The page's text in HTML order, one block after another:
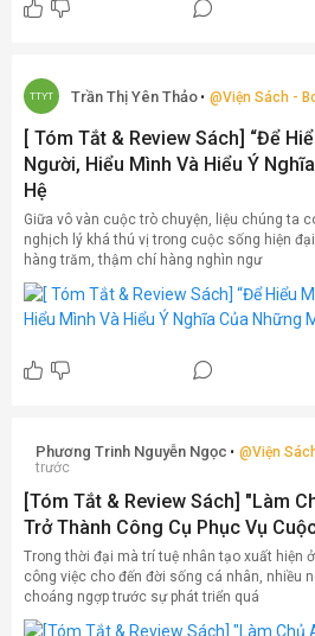
TTYT Trần Thị Yên Thảo @Viện Sách -
[ Tóm Tắt & Review Sách] “Để
Người, Hiểu Mình Và Hiểu Ý
Hệ
Giữa vô vàn cuộc trò chuyện, liệu chúng ta
nghịch lý khá thú vị trong cuộc sống hiện
hàng trăm, thậm chí hàng nghìn ngư
Phương Trinh Nguyễn Ngọc @Viện
trước
[Tóm Tắt & Review Sách] "Làm
Trở Thành Công Cụ Phục Vụ
Trong thời đại mà trí tuệ nhân tạo xuất hiện
công việc cho đến đời sống cá nhân, nhiều
choáng ngợp trước sự phát triển quá